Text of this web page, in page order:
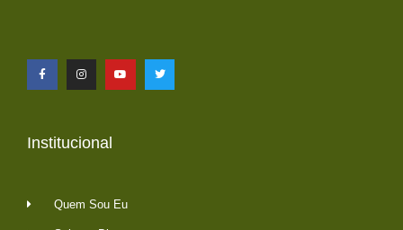
Institucional
Quem Sou Eu